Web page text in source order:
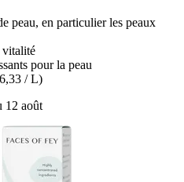
peau, en particulier les peaux
vitalité
pour la peau
/ L)
12 août